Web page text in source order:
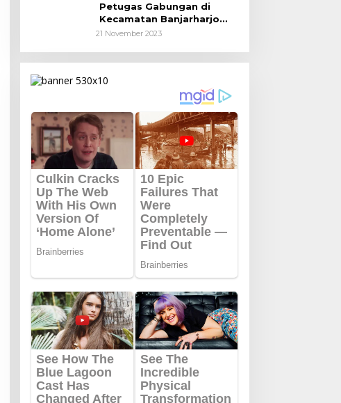
Petugas Gabungan di
Kecamatan Banjarharjo
Patroli Anak Sekolah
21 November 2023